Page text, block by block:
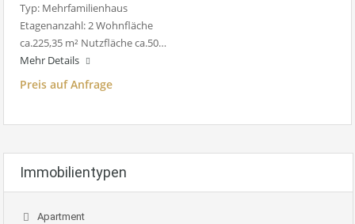
Typ: Mehrfamilienhaus
Etagenanzahl: 2 Wohnfläche
ca.225,35 m² Nutzfläche ca.50…
Mehr Details
Preis auf Anfrage
Immobilientypen
Apartment